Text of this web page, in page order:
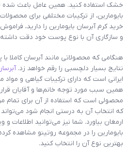
خشک استفاده کنید. همین عامل باعث شده
بایومارین، از ترکیبات مختلفی برای
خرید کرم آبرسان بایومارین را دارید،
و سازگاری آن با نوع پوست خود دقت داشته
هنگامی که محصولاتی مانند آبرسان کاملا
نتایج بسیار دلچسبی را رقم خواهد زد.
ایرانی است که دارای ترکیبات گیاهی و
همین سبب مورد توجه خانم‌ها و آقایان
محصولی است که استفاده از آن برای تمام
که انتخاب آن به درستی انجام شود می‌تواند
ارمغان بیاورد. شما نیز می‌توانید اطلاعات
بایومارین را در مجموعه روتینو مشاهده
بهترین نوع آن را انتخاب کنید.